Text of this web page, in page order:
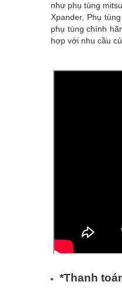
như phụ tùng
Xpander, Phụ
phụ tùng chính
hợp với nhu cầu
*Thanh